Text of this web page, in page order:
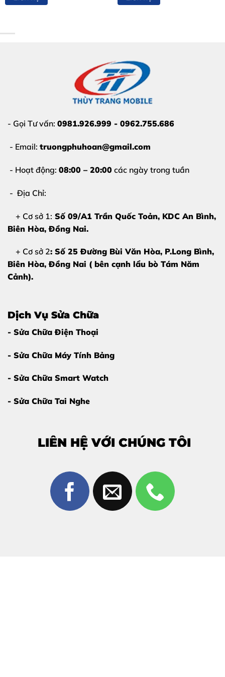
Màn hình chớp nháy:Các đường sọc có thể đi kèm
với hiện tượng rung lắc hoặc nhấp nháy liên tục khi sử
Liệt cảm ứng cục bộ:Tại vị trí có đường sọc, cảm
ứng có thể bị đơ, không phản hồi hoặc phản hồi sai
Hiển thị sai màu sắc: Vùng xung quanh đường sọc
có thể bị ám màu, mờ nhòe hoặc mất chi tiết hiển thị.
Tại sao iPhone 12 Pro Max bị sọc màn
đưa ra phương ánsửa sọc màn hình iPhone 12 Pro
Tác động vật lý: Máy bị rơi rớt, va đập mạnh làm
đứt các mạch liên kết bên trong tấm nền OLED hoặc
Xung đột phần mềm:
Dù hiếm gặp nhưng đôi khi
các ứng dụng không tương thích hoặc lỗi hệ điều hành
cũng gây ra hiện tượng nhiễu sọc.
- Gọi Tư vấn: 0981.926.999 - 0962.755.686
- Email: truongphuhoan@gmail.com
- Hoạt động: 08:00 – 20:00 các ngày trong tuần
- Địa Chỉ:
+ Cơ sở 1: Số 09/A1 Trần Quốc Toản, KDC An Bình,
Biên Hòa, Đồng Nai.
+ Cơ sở 2: Số 25 Đường Bùi Văn Hòa, P.Long Bình,
Biên Hòa, Đồng Nai ( bên cạnh lẩu bò Tám Năm
Cảnh).
Dịch Vụ Sửa Chữa
- Sửa Chữa Điện Thoại
- Sửa Chữa Máy Tính Bảng
- Sửa Chữa Smart Watch
- Sửa Chữa Tai Nghe
LIÊN HỆ VỚI CHÚNG TÔI